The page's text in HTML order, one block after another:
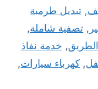
, تبديل طرمبة
, تصفية شاملة,
, خدمة نفاذ
, كهرباء سيارات,